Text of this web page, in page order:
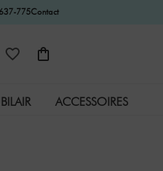
775Contact
ACCESSOIRES